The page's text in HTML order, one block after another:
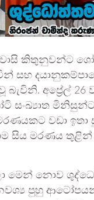
කිතුනුවන්ට
සහ
අප්‍රේල්
සංඛ්‍යාත
වඩා ඉතා
සිය මරණය
මෙන් නොව
පුහු